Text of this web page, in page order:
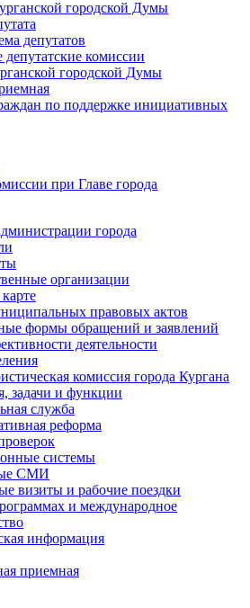
городской Думы
депутатов
комиссии
городской Думы
по поддержке инициативных
при Главе города
города
организации
правовых актов
формы обращений и заявлений
деятельности
комиссия города Кургана
задачи и функции
служба
реформа
системы
СМИ
визиты и рабочие поездки
и международное
информация
приемная